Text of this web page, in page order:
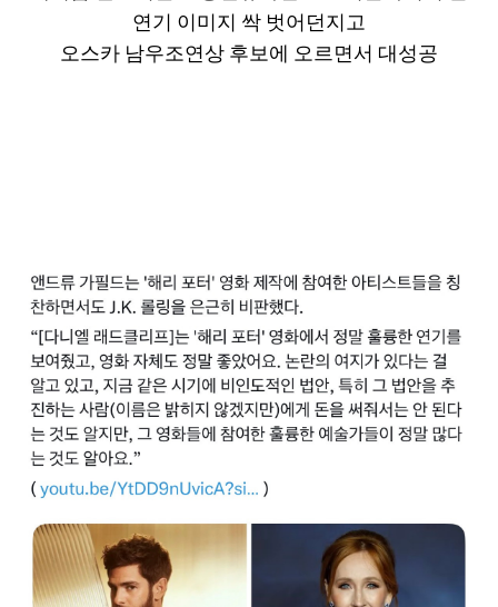
연기 이미지 싹 벗어던지고
오스카 남우조연상 후보에 오르면서 대성공